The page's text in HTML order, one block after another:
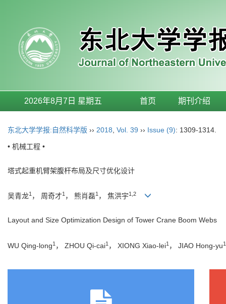
2026年8月7日 星期五 首页 期刊介绍
东北大学学报:自然科学版 ›› 2018 Vol. 39 ›› Issue (9): 1309-1314.
• 机械工程 •
塔式起重机臂架腹杆布局及尺寸优化设计
吴青龙1 ， 周奇才1 ， 熊肖磊1 ， 焦洪宇1,2
Layout and Size Optimization Design of Tower Crane Boom Webs
WU Qing-long1 ， ZHOU Qi-cai1 ， XIONG Xiao-lei1 ， JIAO Hong-yu